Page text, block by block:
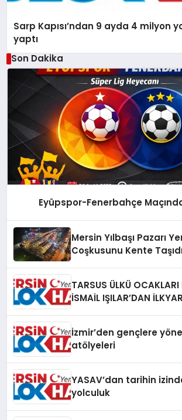
Sarp Kapısı’ndan 9 ayda 4 milyon
yaptı
Son Dakika
Eyüpspor-Fenerbahçe
Mersin Yılbaşı Pazarı
Coşkusunu Kente
TARSUS ÜLKÜ
İSMAİL IŞILAR’DAN
İzmir’den gençlere
atölyeleri
YASAV’dan tarihin
yolculuk